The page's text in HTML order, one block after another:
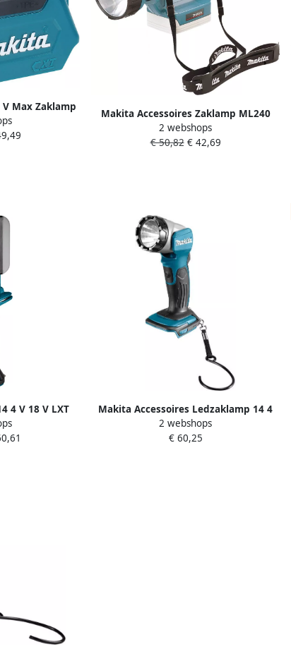
Max Zaklamp
ML107
Makita Accessoires Zaklamp ML240
STEXBML240
2 webshops
€ 50,82€ 42,69
4 V 18 V LXT
Makita Accessoires Ledzaklamp 14 4
18V 180lm DEBDML802
2 webshops
€ 60,25